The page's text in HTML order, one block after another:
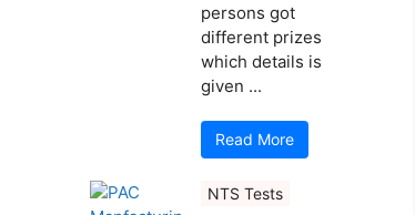
persons got
different prizes
which details is
given ...
Read More
NTS Tests